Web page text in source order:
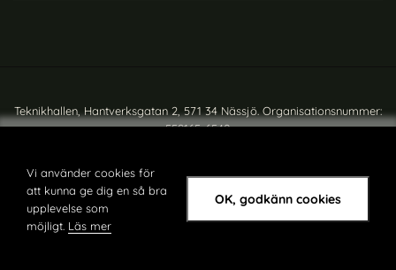
Vi använder cookies för
att kunna ge dig en så bra
upplevelse som
möjligt. Läs mer
OK, godkänn cookies
Teknikhallen, Hantverksgatan 2, 571 34 Nässjö. Organisationsnummer:
559165-6540